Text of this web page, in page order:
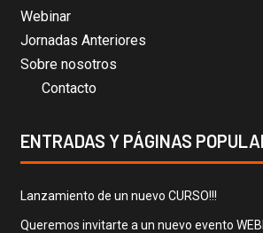
Webinar
Jornadas Anteriores
Sobre nosotros
Contacto
ENTRADAS Y PÁGINAS
Lanzamiento de un nuevo CURSO!!!
Queremos invitarte a un nuevo evento